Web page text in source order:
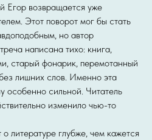
Егор возвращается уже
Этот поворот мог бы стать
но автор
написана тихо: книга,
старый фонарик, перемотанный
лишних слов. Именно эта
особенно сильной. Читатель
изменило чью-то
литературе глубже, чем кажется